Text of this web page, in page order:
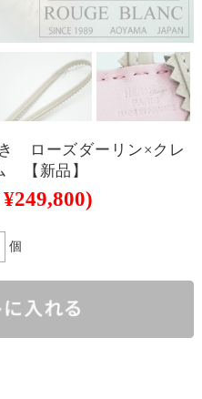
ローズダーリン×クレ
【新品】
個